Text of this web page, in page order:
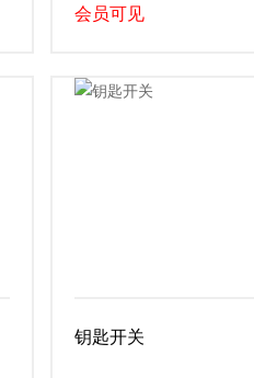
会员可见
钥匙开关